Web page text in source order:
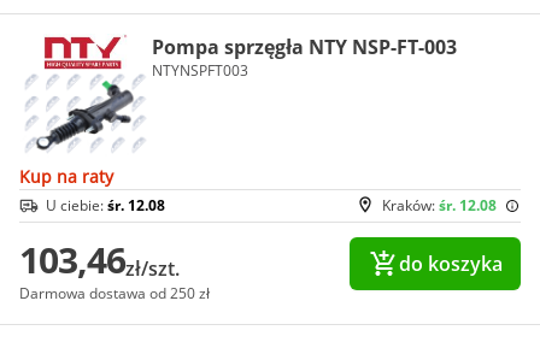
Pompa sprzęgła NTY NSP-FT-003
NTYNSPFT003
Kup na raty
Kraków:śr. 12.08
U ciebie:śr. 12.08
103,46zł/szt.
Darmowa dostawa od 250 zł
do koszyka